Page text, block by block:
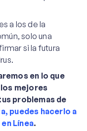
a los de la
solo una
si la futura
en lo que
mejores
problemas de
puedes hacerlo a
Línea.